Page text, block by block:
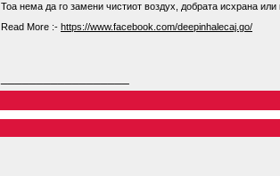
Тоа нема да го замени чистиот воздух, добрата исхрана
Read More :- https://www.facebook.com/deepinhalecaj.go/